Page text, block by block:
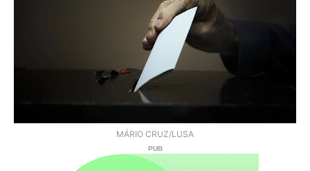
MÁRIO CRUZ/LUSA